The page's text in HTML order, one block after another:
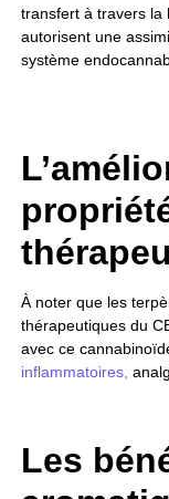
transfert à travers la
autorisent une
système
À noter que les
thérapeutiques du
avec ce
inflammatoires,
Les